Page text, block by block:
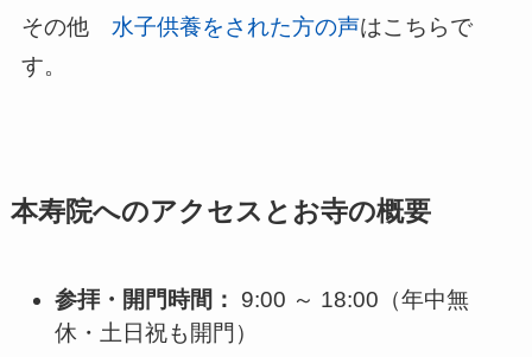
その他 水子供養をされた方の声はこちらで
す。
本寿院へのアクセスとお寺の概要
参拝・開門時間：
9:00 ～ 18:00（年中無
休・土日祝も開門）